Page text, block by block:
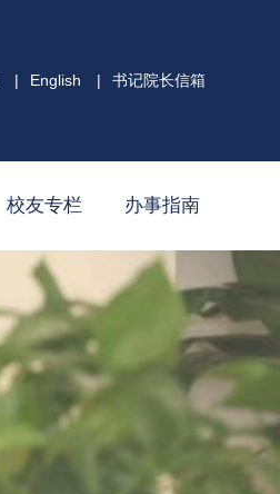
| English | 书记院长信箱
校友专栏 办事指南